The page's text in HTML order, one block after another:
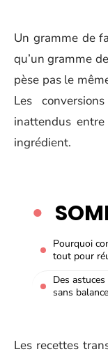
Un gramme de
qu’un gramme
pèse pas le
Les
inattendus
ingrédient.
Pourquoi
tout pour
Des
sans
Les recettes